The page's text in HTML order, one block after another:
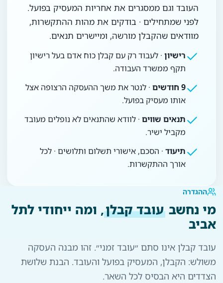
העובד וגם ממסגרים את אחריות המעסיק בפועל.
לפני שמתחילים · בודקים את מהות ההתקשרות,
מוודאים שהקבלן מורשה, ומיישרים תנאים.
רישיון · לעבוד רק עם קבלן כוח אדם בעל רישיון
תקף ממשרד העבודה.
9 חודשים
· לנטר את משך ההעסקה הרצופה אצל
אותו מעסיק בפועל.
תנאים שווים · לוודא שהתנאים לא נופלים מעובד
מקביל ישיר.
תיעוד · הסכם, אישורי תשלום ותלושים · לכל
אורך ההתקשרות.
ההגדרה
מי נחשב עובד קבלן, ומה ייחודי לתל
אביב
עובד קבלן אינו סתם ״עובד זמני״. זהו מבנה העסקה
משולש: הקבלן, המעסיק בפועל והעובד. הבנת שלושת
הצדדים היא הבסיס לכל השאר.